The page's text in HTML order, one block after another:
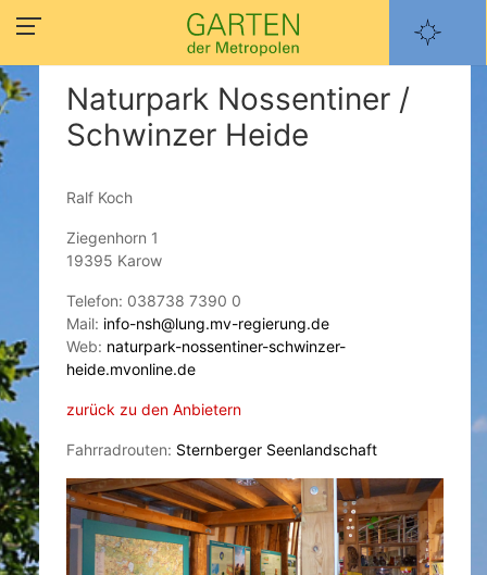
Naturpark Nossentiner /
Schwinzer Heide
Ralf Koch
Ziegenhorn 1
19395 Karow
Telefon: 038738 7390 0
Mail: info-nsh@lung.mv-regierung.de
Web: naturpark-nossentiner-schwinzer-
heide.mvonline.de
zurück zu den Anbietern
Fahrradrouten: Sternberger Seenlandschaft